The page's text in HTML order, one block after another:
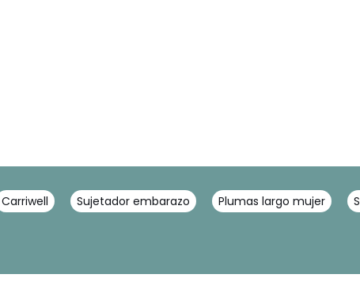
Carriwell Sujetador embarazo Plumas largo mujer